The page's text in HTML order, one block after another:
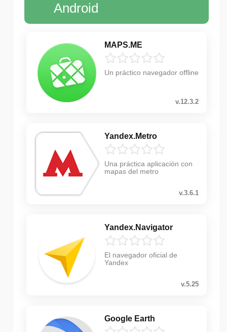
Android
MAPS.ME
Un práctico navegador offline
v.12.3.2
Yandex.Metro
Una práctica aplicación con
mapas del metro
v.3.6.1
Yandex.Navigator
El navegador oficial de
Yandex
v.5.25
Google Earth